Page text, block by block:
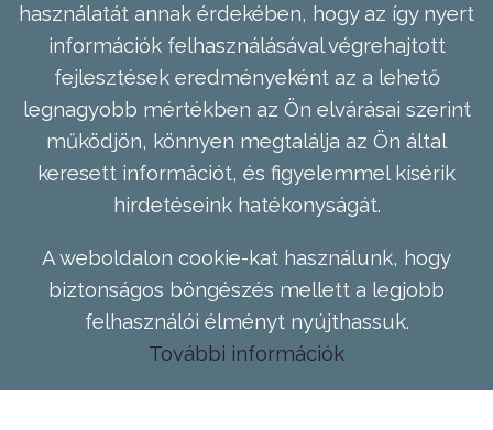
használatát annak érdekében, hogy az így nyert
információk felhasználásával végrehajtott
fejlesztések eredményeként az a lehető
legnagyobb mértékben az Ön elvárásai szerint
működjön, könnyen megtalálja az Ön által
keresett információt, és figyelemmel kísérik
hirdetéseink hatékonyságát.
A weboldalon cookie-kat használunk, hogy
biztonságos böngészés mellett a legjobb
felhasználói élményt nyújthassuk.
További információk